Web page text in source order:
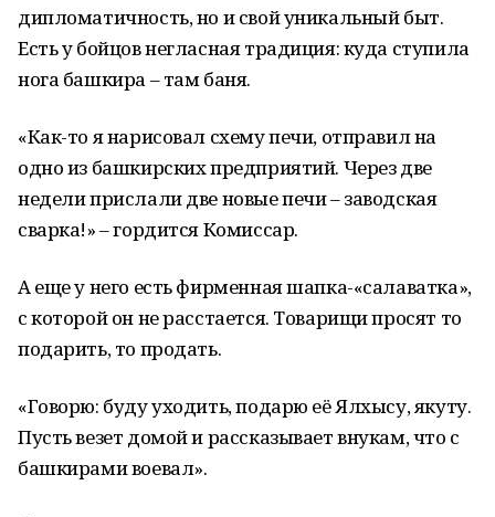
дипломатичность, но и свой уникальный быт.
Есть у бойцов негласная традиция: куда ступила
нога башкира – там баня.
«Как-то я нарисовал схему печи, отправил на
одно из башкирских предприятий. Через две
недели прислали две новые печи – заводская
сварка!» – гордится Комиссар.
А еще у него есть фирменная шапка-«салаватка»,
с которой он не расстается. Товарищи просят то
подарить, то продать.
«Говорю: буду уходить, подарю её Ялхысу, якуту.
Пусть везет домой и рассказывает внукам, что с
башкирами воевал».